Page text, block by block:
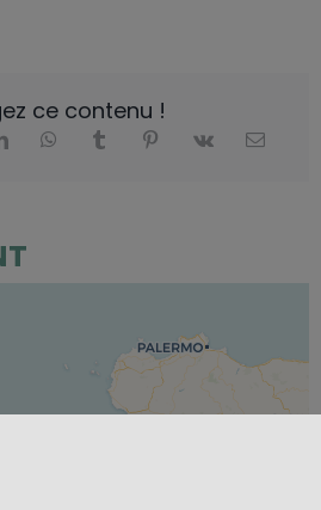
ce contenu !